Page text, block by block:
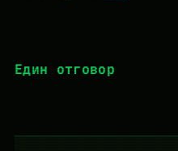
Един отговор